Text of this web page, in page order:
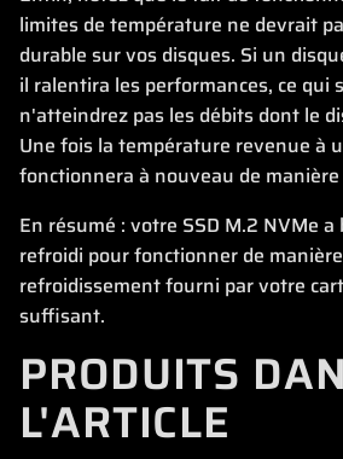
limites de température ne devrait
durable sur vos disques. Si un
il ralentira les performances, ce qui
n'atteindrez pas les débits dont le
Une fois la température revenue à
fonctionnera à nouveau de
En résumé : votre SSD M.2 NVMe
refroidi pour fonctionner de
refroidissement fourni par votre
suffisant.
PRODUITS
L'ARTICLE